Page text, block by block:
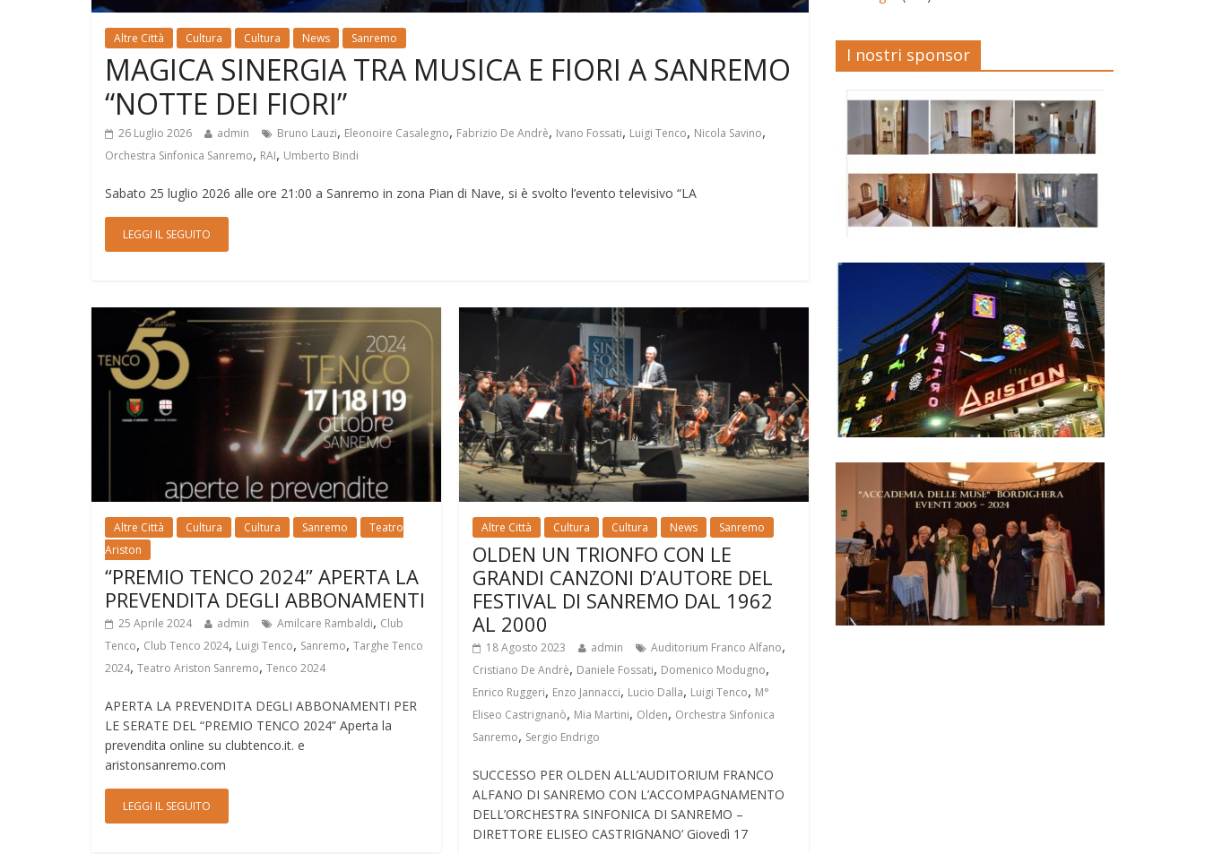
Altre Città Cultura Cultura News Sanremo
MAGICA SINERGIA TRA MUSICA E FIORI A SANREMO
“NOTTE DEI FIORI”
26 Luglio 2026 admin Bruno Lauzi, Eleonoire Casalegno, Fabrizio De Andrè, Ivano Fossati, Luigi Tenco, Nicola Savino,
Orchestra Sinfonica Sanremo, RAI, Umberto Bindi
Sabato 25 luglio 2026 alle ore 21:00 a Sanremo in zona Pian di Nave, si è svolto l’evento televisivo “LA
LEGGI IL SEGUITO
Altre Città Cultura Cultura Sanremo
Teatro
Ariston
“PREMIO TENCO 2024” APERTA LA
PREVENDITA DEGLI ABBONAMENTI
25 Aprile 2024 admin Amilcare Rambaldi, Club
Tenco, Club Tenco 2024, Luigi Tenco, Sanremo, Targhe Tenco
2024, Teatro Ariston Sanremo, Tenco 2024
APERTA LA PREVENDITA DEGLI ABBONAMENTI PER
LE SERATE DEL “PREMIO TENCO 2024” Aperta la
prevendita online su clubtenco.it. e
aristonsanremo.com
LEGGI IL SEGUITO
Altre Città Cultura Cultura News Sanremo
OLDEN UN TRIONFO CON LE
GRANDI CANZONI D’AUTORE DEL
FESTIVAL DI SANREMO DAL 1962
AL 2000
18 Agosto 2023 admin Auditorium Franco Alfano,
Cristiano De Andrè, Daniele Fossati, Domenico Modugno,
Enrico Ruggeri, Enzo Jannacci, Lucio Dalla, Luigi Tenco, M°
Eliseo Castrignanò, Mia Martini, Olden, Orchestra Sinfonica
Sanremo, Sergio Endrigo
SUCCESSO PER OLDEN ALL’AUDITORIUM FRANCO
ALFANO DI SANREMO CON L’ACCOMPAGNAMENTO
DELL’ORCHESTRA SINFONICA DI SANREMO –
DIRETTORE ELISEO CASTRIGNANO’ Giovedì 17
I nostri sponsor